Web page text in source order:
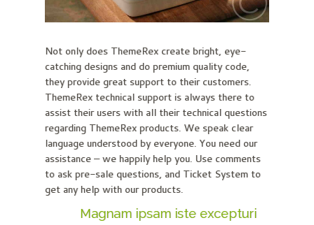
Not only does ThemeRex create bright, eye-
catching designs and do premium quality code,
they provide great support to their customers.
ThemeRex technical support is always there to
assist their users with all their technical questions
regarding ThemeRex products. We speak clear
language understood by everyone. You need our
assistance – we happily help you. Use comments
to ask pre-sale questions, and Ticket System to
get any help with our products.
Magnam ipsam iste excepturi